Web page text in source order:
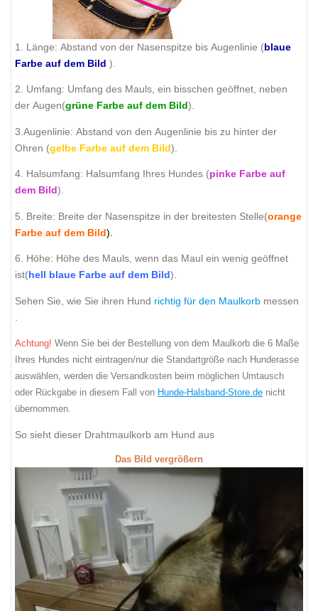
1. Länge: Abstand von der Nasenspitze bis Augenlinie (blaue
Farbe auf dem Bild ).
2. Umfang: Umfang des Mauls, ein bisschen geöffnet, neben
der Augen(grüne Farbe auf dem Bild).
3.Augenlinie: Abstand von den Augenlinie bis zu hinter der
Ohren (gelbe Farbe auf dem Bild).
4. Halsumfang: Halsumfang Ihres Hundes (pinke Farbe auf
dem Bild).
5. Breite: Breite der Nasenspitze in der breitesten Stelle(orange
Farbe auf dem Bild).
6. Höhe: Höhe des Mauls, wenn das Maul ein wenig geöffnet
ist(hell blaue Farbe auf dem Bild).
Sehen Sie, wie Sie ihren Hund richtig für den Maulkorb messen
Achtung! Wenn Sie bei der Bestellung von dem Maulkorb die 6 Maße
Ihres Hundes nicht eintragen/nur die Standartgröße nach Hunderasse
auswählen, werden die Versandkosten beim möglichen Umtausch
oder Rückgabe in diesem Fall von Hunde-Halsband-Store.de nicht
übernommen.
So sieht dieser Drahtmaulkorb am Hund aus
Das Bild vergrößern